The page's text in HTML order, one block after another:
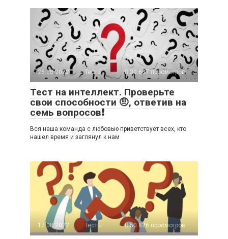
26.08.2022 Тесты 30 637 просмотров
Тест на интеллект. Проверьте
свои способности 🤨, ответив на
семь вопросов❗
Вся наша команда с любовью приветствует всех, кто
нашел время и заглянул к нам
17.08.2022 Тесты 50 826 просмотров